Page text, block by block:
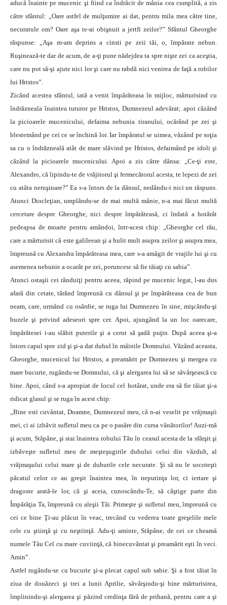
aducă înainte pe mucenic şi fiind ca îndrăcit de mânia cea cumplită, a zis
către sfântul: „Oare astfel de mulţumire ai dat, pentru mila mea către tine,
necuratule om? Oare aşa te-ai obişnuit a jertfi zeilor?” Sfântul Gheorghe
răspunse: „Aşa m-am deprins a cinsti pe zeii tăi, o, împărate nebun.
Ruşinează-te dar de acum, de a-ţi pune nădejdea ta spre nişte zei ca aceştia,
care nu pot să-şi ajute nici lor şi care nu rabdă nici venirea de faţă a robilor
lui Hristos”.
Zicând acestea sfântul, iată a venit împărăteasa în mijloc, mărturisind cu
îndrăzneala înaintea tuturor pe Hristos, Dumnezeul adevărat; apoi căzând
la picioarele mucenicului, defaima nebunia tiranului, ocărând pe zei şi
blestemând pe cei ce se închină lor. Iar împăratul se uimea, văzând pe soţia
sa cu o îndrăzneală atât de mare slăvind pe Hristos, defaimând pe idoli şi
căzând la picioarele mucenicului. Apoi a zis către dânsa: „Ce-ţi este,
Alexandro, că lipindu-te de vrăjitorul şi fermecătorul acesta, te lepezi de zei
cu atâta neruşinare?” Ea s-a întors de la dânsul, nedându-i nici un răspuns.
Atunci Diocleţian, umplându-se de mai multă mânie, n-a mai făcut multă
cercetare despre Gheorghe, nici despre împărăteasă, ci îndată a hotărât
pedeapsa de moarte pentru amândoi, într-acest chip: „Gheorghe cel rău,
care a mărturisit că este galileean şi a hulit mult asupra zeilor şi asupra mea,
împreună cu Alexandra împărăteasa mea, care s-a amăgit de vrajile lui şi cu
asemenea nebunie a ocarât pe zei, poruncesc să fie tăiaţi cu sabia”.
Atunci ostaşii cei rânduiţi pentru aceea, răpind pe mucenic legat, l-au dus
afară din cetate, târând împreună cu dânsul şi pe împărăteasa cea de bun
neam, care, urmând cu osârdie, se ruga lui Dumnezeu în sine, mişcându-şi
buzele şi privind adeseori spre cer. Apoi, ajungând la un loc oarecare,
împărătesei i-au slăbit puterile şi a cerut să şadă puţin. După aceea şi-a
întors capul spre zid şi şi-a dat duhul în mâinile Domnului. Văzând aceasta,
Gheorghe, mucenicul lui Hristos, a preamărit pe Dumnezeu şi mergea cu
mare bucurie, rugându-se Domnului, că şi alergarea lui să se săvârşească cu
bine. Apoi, când s-a apropiat de locul cel hotârat, unde era să fie tăiat şi-a
ridicat glasul şi se ruga în acest chip:
„Bine esti cuvântat, Doamne, Dumnezeul meu, că n-ai veselit pe vrăjmaşii
mei, ci ai izbăvit sufletul meu ca pe o pasăre din cursa vânătorilor! Auzi-mă
şi acum, Stăpâne, şi stai înaintea robului Tău în ceasul acesta de la sfârşit şi
izbăveşte sufletul meu de meşteşugirile duhului celui din văzduh, al
vrăjmaşului celui mare şi de duhurile cele necurate. Şi să nu le socoteşti
păcatul celor ce au greşit înaintea mea, în neputinţa lor, ci iertare şi
dragoste arată-le lor, că şi aceia, cunoscându-Te, să câştige parte din
Împărăţia Ta, împreună cu aleşii Tăi. Primeşte şi sufletul meu, împreună cu
cei ce bine Ţi-au plăcut în veac, trecând cu vederea toate greşelile mele
cele cu ştiinţă şi cu neştiinţă. Adu-ţi aminte, Stăpâne, de cei ce cheamă
numele Tău Cel cu mare cuviinţă, că binecuvântat şi preamărit eşti în veci.
Amin”.
Astfel rugându-se cu bucurie şi-a plecat capul sub sabie. Şi a fost tăiat în
ziua de douăzeci şi trei a lunii Aprilie, săvârşindu-şi bine mărturisirea,
împlinindu-şi alergarea şi păzind credinţa fără de prihană, pentru care a şi